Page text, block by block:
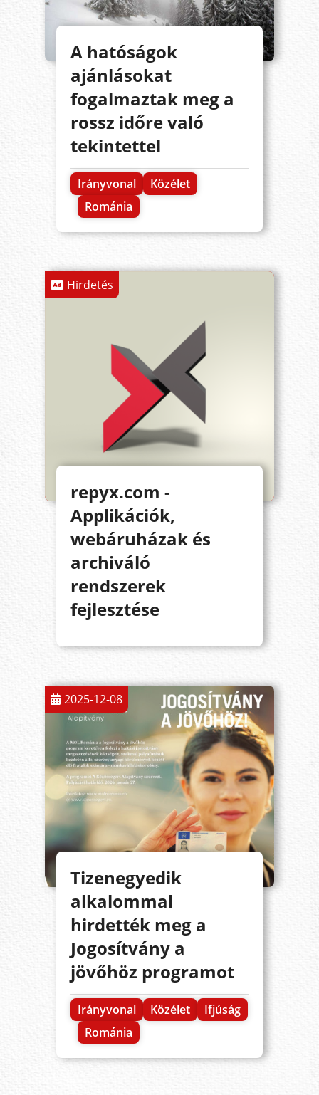
A hatóságok
ajánlásokat
fogalmaztak meg a
rossz időre való
tekintettel
Irányvonal
Közélet
Románia
Hirdetés
repyx.com -
Applikációk,
webáruházak és
archiváló
rendszerek
fejlesztése
2025-12-08
Tizenegyedik
alkalommal
hirdették meg a
Jogosítvány a
jövőhöz programot
Irányvonal Közélet
Ifjúság
Románia